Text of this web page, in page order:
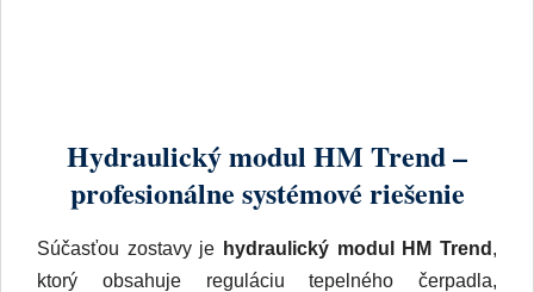
Hydraulický modul HM Trend –
profesionálne systémové riešenie
Súčasťou zostavy je hydraulický modul HM Trend ,
ktorý obsahuje reguláciu tepelného čerpadla,